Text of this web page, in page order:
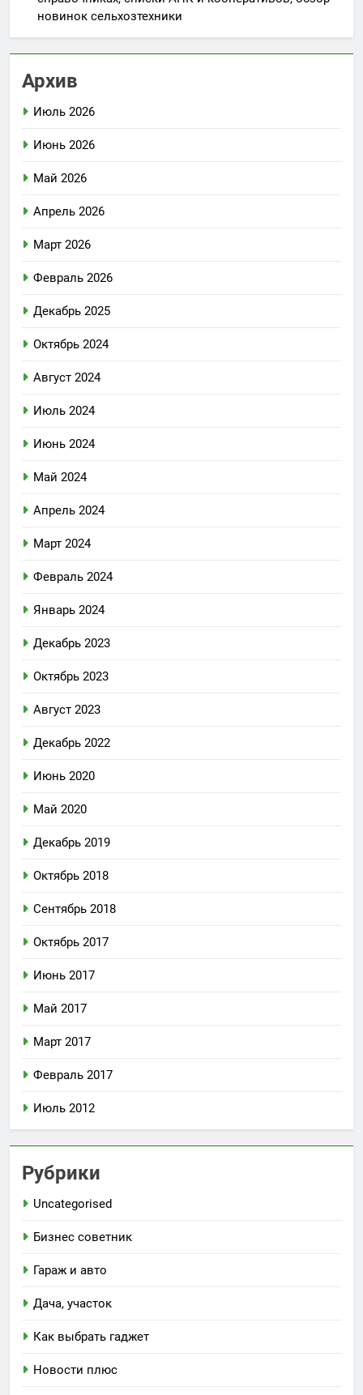
новинок сельхозтехники
Архив
Июль 2026
Июнь 2026
Май 2026
Апрель 2026
Март 2026
Февраль 2026
Декабрь 2025
Октябрь 2024
Август 2024
Июль 2024
Июнь 2024
Май 2024
Апрель 2024
Март 2024
Февраль 2024
Январь 2024
Декабрь 2023
Октябрь 2023
Август 2023
Декабрь 2022
Июнь 2020
Май 2020
Декабрь 2019
Октябрь 2018
Сентябрь 2018
Октябрь 2017
Июнь 2017
Май 2017
Март 2017
Февраль 2017
Июль 2012
Рубрики
Uncategorised
Бизнес советник
Гараж и авто
Дача, участок
Как выбрать гаджет
Новости плюс